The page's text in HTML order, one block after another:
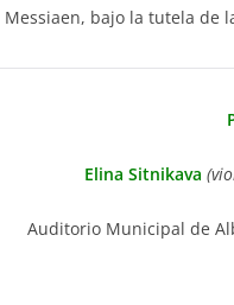
bajo la tutela de
Elina Sitnikava
Auditorio Municipal de